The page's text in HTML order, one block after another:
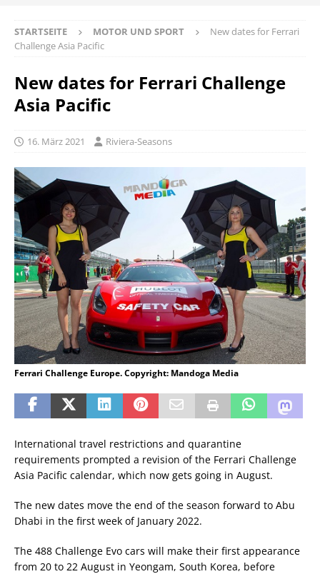
STARTSEITE MOTOR UND SPORT
New dates for Ferrari
Challenge Asia Pacific
New dates for Ferrari Challenge
Asia Pacific
16. März 2021 Riviera-Seasons
Ferrari Challenge Europe. Copyright: Mandoga Media
International travel restrictions and quarantine
requirements prompted a revision of the Ferrari Challenge
Asia Pacific calendar, which now gets going in August.
The new dates move the end of the season forward to Abu
Dhabi in the first week of January 2022.
The 488 Challenge Evo cars will make their first appearance
from 20 to 22 August in Yeongam, South Korea, before